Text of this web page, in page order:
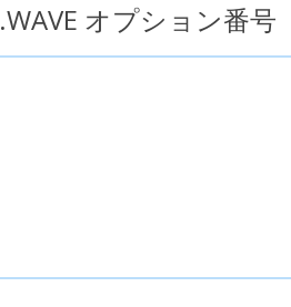
.WAVE オプション番号